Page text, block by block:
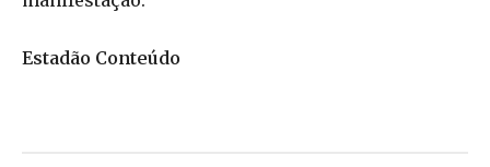
Estadão Conteúdo